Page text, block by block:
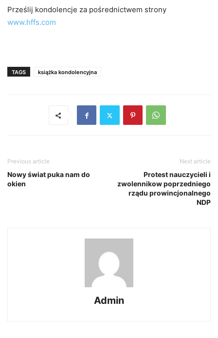
Prześlij kondolencje za pośrednictwem strony
www.hffs.com
TAGS książka kondolencyjna
Previous article
Nowy świat puka nam do
okien
Next article
Protest nauczycieli i
zwolennikow poprzedniego
rządu prowincjonalnego
NDP
Admin